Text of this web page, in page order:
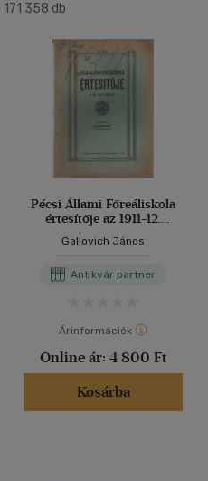
171 358 db
Pécsi Állami Főreáliskola
értesítője az 1911-12.
Gallovich János
Antikvár partner
Árinformációk
Online ár: 4 800 Ft
Kosárba